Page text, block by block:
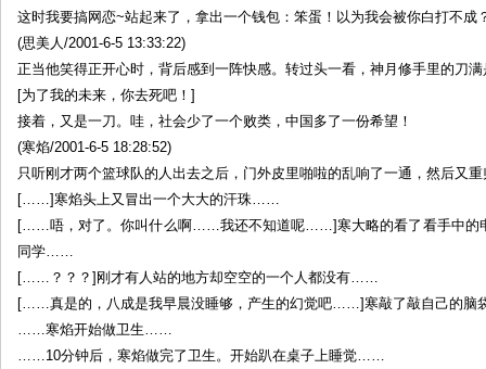
这时我要搞网恋~站起来了，拿出一个钱包：笨蛋！以为我会被你白打不
(思美人/2001-6-5 13:33:22)
正当他笑得正开心时，背后感到一阵快感。转过头一看，神月修手里的刀
[为了我的未来，你去死吧！]
接着，又是一刀。哇，社会少了一个败类，中国多了一份希望！
(寒焰/2001-6-5 18:28:52)
只听刚才两个篮球队的人出去之后，门外皮里啪啦的乱响了一通，然后又
[……]寒焰头上又冒出一个大大的汗珠……
[……唔，对了。你叫什么啊……我还不知道呢……]寒大略的看了看手中的
同学……
[……？？？]刚才有人站的地方却空空的一个人都没有……
[……真是的，八成是我早晨没睡够，产生的幻觉吧……]寒敲了敲自己的脑
……寒焰开始做卫生……
……10分钟后，寒焰做完了卫生。开始趴在桌子上睡觉……